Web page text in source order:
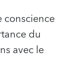
conscience
du
avec le